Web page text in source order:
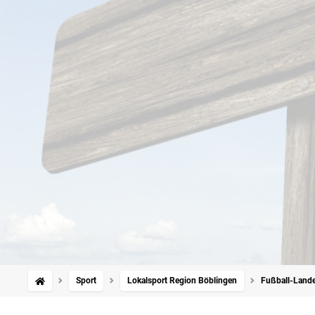
Sport Lokalsport Region Böblingen Fußball-